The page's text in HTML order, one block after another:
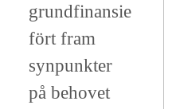
grundfinansiering,
fört fram
synpunkter
på behovet